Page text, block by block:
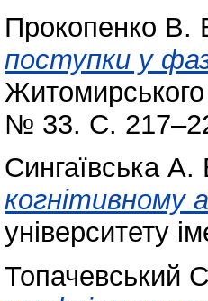
Прокопенко В.
поступки у
Житомирського
№ 33. С.
Сингаївська А.
когнітивному
університету
Топачевський